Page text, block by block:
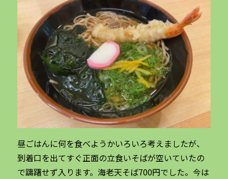
昼ごはんに何を食べようかいろいろ考えましたが、
到着口を出てすぐ正面の立食いそばが空いていたの
で躊躇せず入ります。海老天そば700円でした。今は